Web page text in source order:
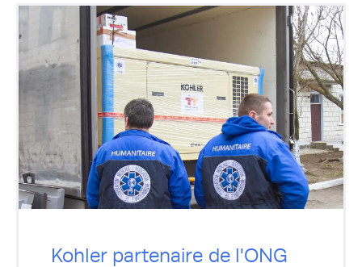
Kohler partenaire de l'ONG